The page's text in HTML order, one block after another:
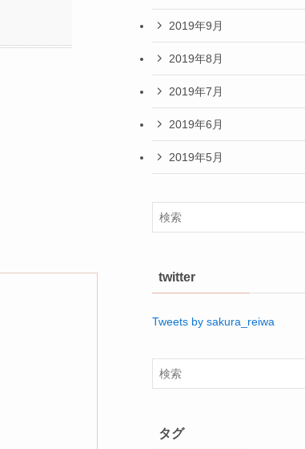
2019年9月
2019年8月
2019年7月
2019年6月
2019年5月
twitter
Tweets by sakura_reiwa
タグ